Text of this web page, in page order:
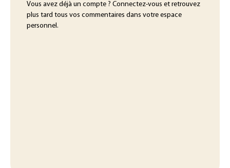
Vous avez déjà un compte ? Connectez-vous et retrouvez
plus tard tous vos commentaires dans votre espace
personnel.